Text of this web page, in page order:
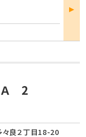
部屋
詳細
Ａ 2
良２丁目18-20